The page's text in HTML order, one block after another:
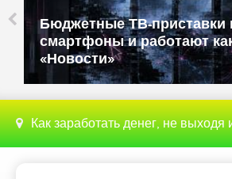
Бюджетные ТВ-приставки
смартфоны и работают
«Новости»
Как заработать денег, не выходя из дома, мы вам